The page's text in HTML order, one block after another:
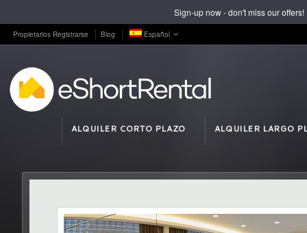
Propietarios Registrarse Blog Español
ALQUILER CORTO PLAZO ALQUILER LARGO
Sign-up now - don't miss our offers!